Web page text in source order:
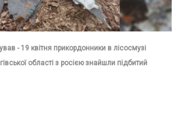
- 19 квітня прикордонники в лісосмузі
області з росією знайшли підбитий